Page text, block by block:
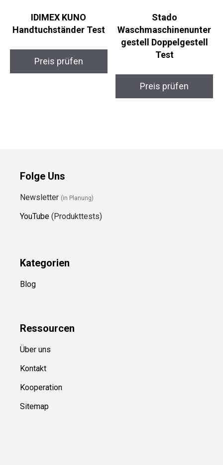
IDIMEX KUNO
Handtuchständer Test
Preis prüfen
Stado
Waschmaschinenunter
gestell Doppelgestell
Test
Preis prüfen
Folge Uns
Newsletter (in Planung)
YouTube (Produkttests)
Kategorien
Blog
Ressourcen
Über uns
Kontakt
Kooperation
Sitemap